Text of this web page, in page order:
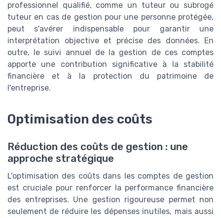
professionnel qualifié, comme un tuteur ou subrogé
tuteur en cas de gestion pour une personne protégée,
peut s'avérer indispensable pour garantir une
interprétation objective et précise des données. En
outre, le suivi annuel de la gestion de ces comptes
apporte une contribution significative à la stabilité
financière et à la protection du patrimoine de
l'entreprise.
Optimisation des coûts
Réduction des coûts de gestion : une
approche stratégique
L'optimisation des coûts dans les comptes de gestion
est cruciale pour renforcer la performance financière
des entreprises. Une gestion rigoureuse permet non
seulement de réduire les dépenses inutiles, mais aussi